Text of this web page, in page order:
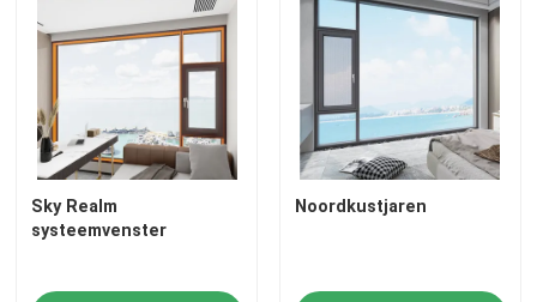
Sky Realm
systeemvenster
Noordkustjaren